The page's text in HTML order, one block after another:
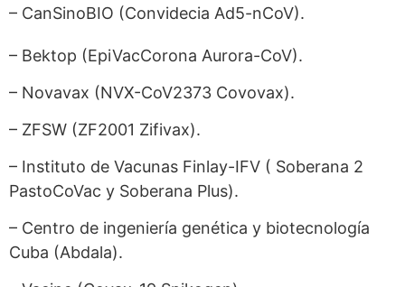
– CanSinoBIO (Convidecia Ad5-nCoV).
– Bektop (EpiVacCorona Aurora-CoV).
– Novavax (NVX-CoV2373 Covovax).
– ZFSW (ZF2001 Zifivax).
– Instituto de Vacunas Finlay-IFV ( Soberana 2
PastoCoVac y Soberana Plus).
– Centro de ingeniería genética y biotecnología
Cuba (Abdala).